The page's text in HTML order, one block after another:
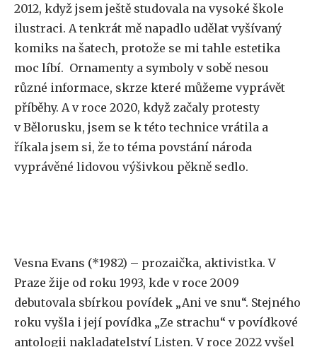
2012, když jsem ještě studovala na vysoké škole
ilustraci. A tenkrát mě napadlo udělat vyšívaný
komiks na šatech, protože se mi tahle estetika
moc líbí. Ornamenty a symboly v sobě nesou
různé informace, skrze které můžeme vyprávět
příběhy. A v roce 2020, když začaly protesty
v Bělorusku, jsem se k této technice vrátila a
říkala jsem si, že to téma povstání národa
vyprávěné lidovou výšivkou pěkně sedlo.
Vesna Evans (*1982) – prozaička, aktivistka. V
Praze žije od roku 1993, kde v roce 2009
debutovala sbírkou povídek „Ani ve snu“. Stejného
roku vyšla i její povídka „Ze strachu“ v povídkové
antologii nakladatelství Listen. V roce 2022 vyšel